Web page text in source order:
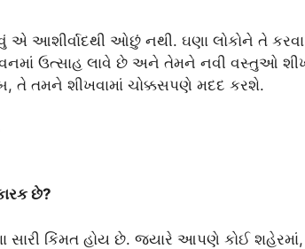
આશીર્વાદથી ઓછું નથી. ઘણા લોકોને તે કરવા
ઉત્સાહ લાવે છે અને તેમને નવી વસ્તુઓ
તે તમને શીખવામાં ચોક્કસપણે મદદ કરશે.
છે?
સારી કિંમત હોય છે. જ્યારે આપણે કોઈ